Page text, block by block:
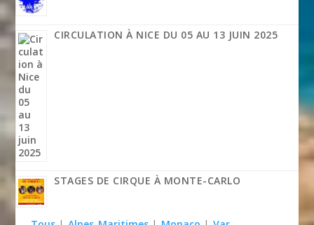
CIRCULATION À NICE DU 05 AU 13 JUIN 2025
STAGES DE CIRQUE À MONTE-CARLO